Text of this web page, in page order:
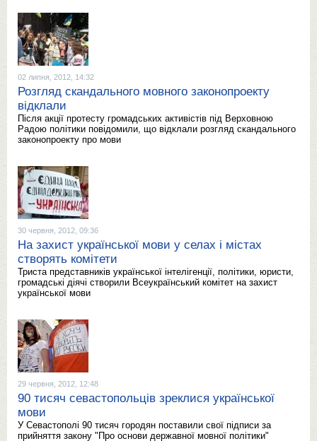
02 липня, 2012, 14:32
Розгляд скандального мовного законопроекту
відклали
Після акції протесту громадських активістів під Верховною
Радою політики повідомили, що відклали розгляд скандального
законопроекту про мови
30 червня, 2012, 09:36
На захист української мови у селах і містах
створять комітети
Триста представників української інтелігенції, політики, юристи,
громадські діячі створили Всеукраїнський комітет на захист
української мови
29 червня, 2012, 12:48
90 тисяч севастопольців зреклися української
мови
У Севастополі 90 тисяч городян поставили свої підписи за
прийняття закону "Про основи державної мовної політики"